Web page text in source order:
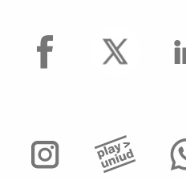
facebook